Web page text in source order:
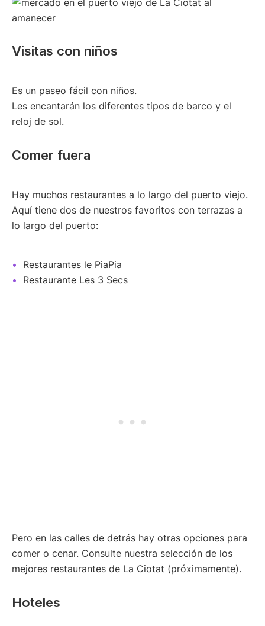
Visitas con niños
Es un paseo fácil con niños.
Les encantarán los diferentes tipos de barco y el
reloj de sol.
Comer fuera
Hay muchos restaurantes a lo largo del puerto viejo.
Aquí tiene dos de nuestros favoritos con terrazas a
lo largo del puerto:
Restaurantes le PiaPia
Restaurante Les 3 Secs
Pero en las calles de detrás hay otras opciones para
comer o cenar. Consulte nuestra selección de los
mejores restaurantes de La Ciotat (próximamente).
Hoteles